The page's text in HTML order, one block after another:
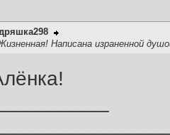
Написана израненной